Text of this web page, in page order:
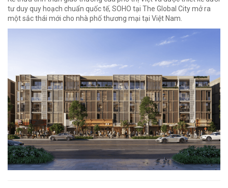
tư duy quy hoạch chuẩn quốc tế, SOHO tại The Global City mở ra
một sắc thái mới cho nhà phố thương mại tại Việt Nam.